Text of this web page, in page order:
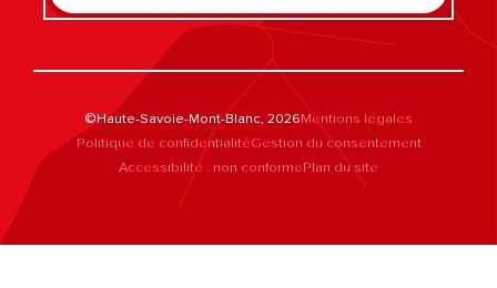
©Haute-Savoie-Mont-Blanc, 2026Mentions légales
Politique de confidentialitéGestion du consentement
Accessibilité : non conformePlan du site